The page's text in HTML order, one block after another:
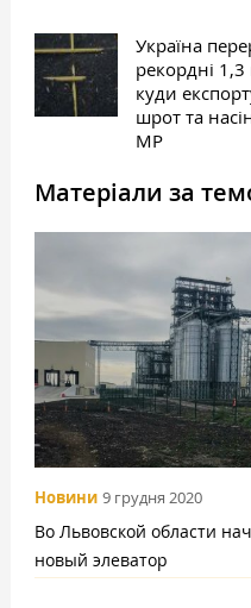
Україна
рекордні 1,3
куди
шрот та
МР
Матеріали за
Новини 9 грудня 2020
Во Львовской области
новый элеватор